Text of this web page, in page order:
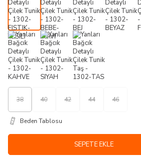
38 40 42 44 46
Beden Tablosu
SEPETE EKLE